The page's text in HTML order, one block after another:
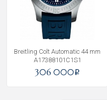
Breitling Colt Automatic 44 mm
A17388101C1S1
306 000i